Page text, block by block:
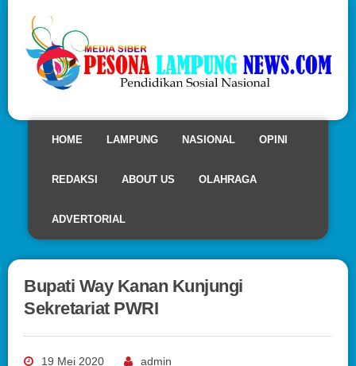
HOME LAMPUNG NASIONAL OPINI
REDAKSI ABOUT US OLAHRAGA
ADVERTORIAL
Bupati Way Kanan Kunjungi
Sekretariat PWRI
19 Mei 2020 admin